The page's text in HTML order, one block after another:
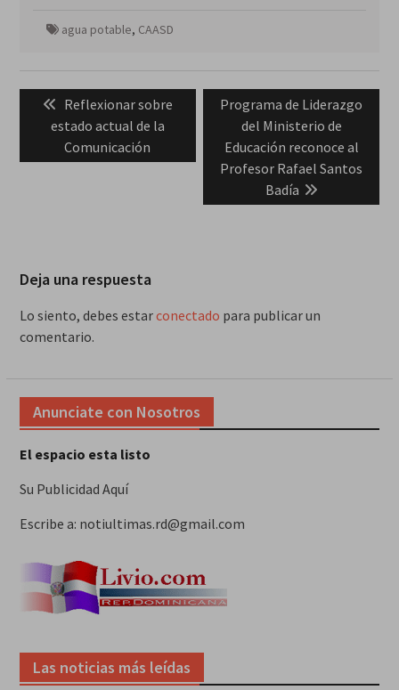
agua potable, CAASD
Navegación
entradas
Previous
post:
Reflexionar sobre
estado actual de la
Comunicación
Next
post:
Programa de Liderazgo
del Ministerio de
Educación reconoce al
Profesor Rafael Santos
Badía
Deja una respuesta
Lo siento, debes estarconectado para publicar un
comentario.
Anunciate con Nosotros
El espacio esta listo
Su Publicidad Aquí
Escribe a: notiultimas.rd@gmail.com
Las noticias más leídas